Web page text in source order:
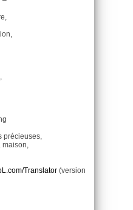
précieuses,
maison,
Translator (version